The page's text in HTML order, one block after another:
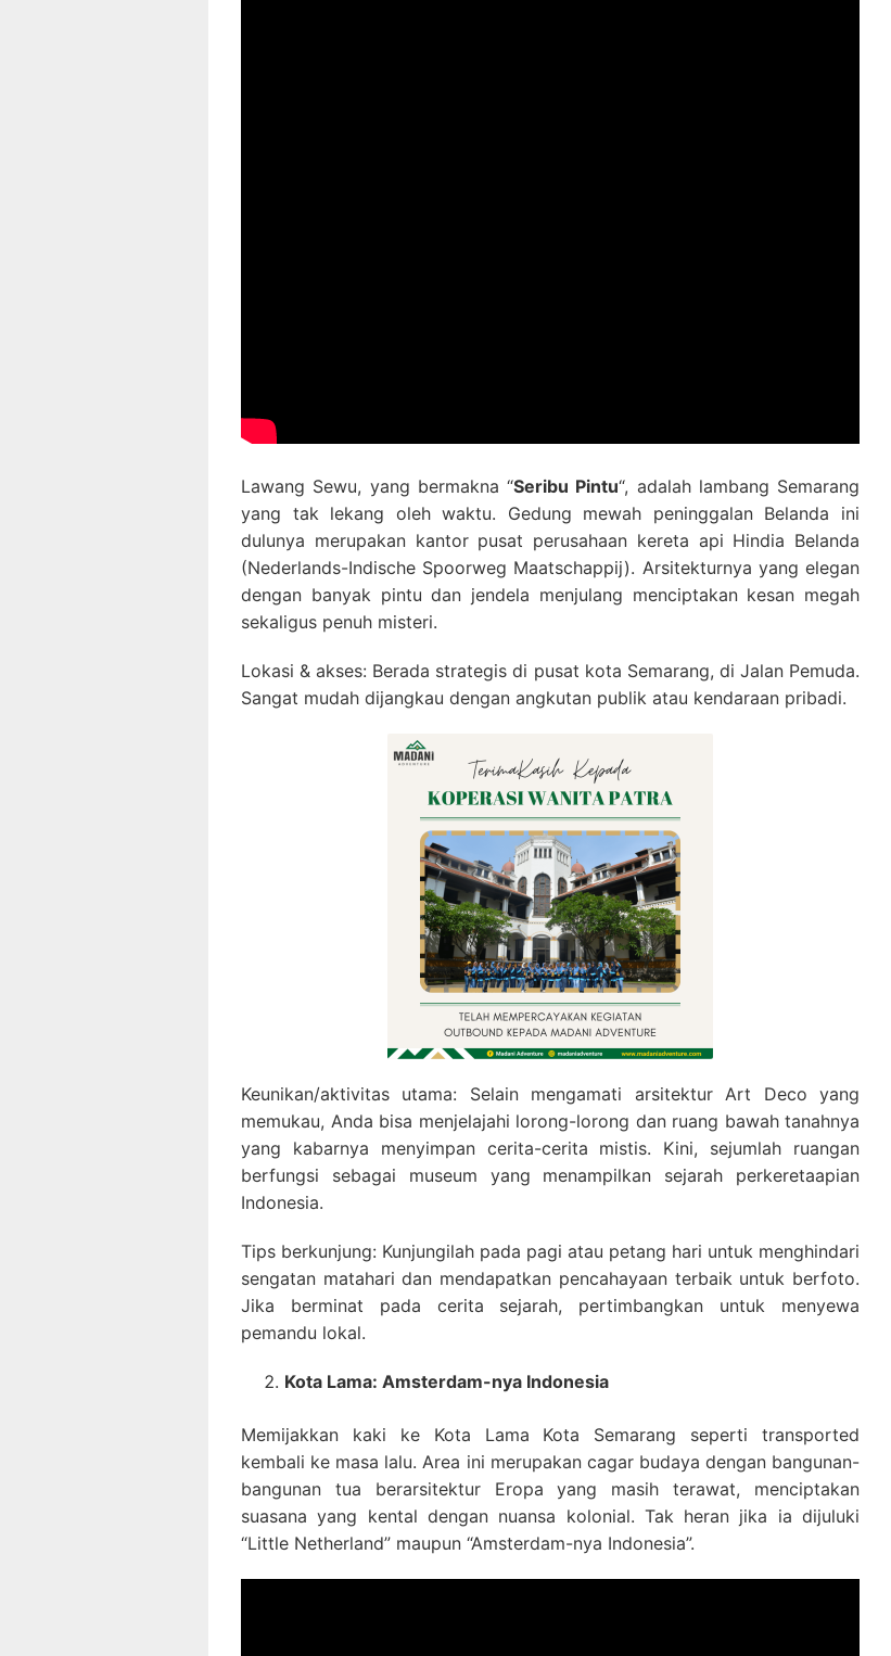
Lawang Sewu, yang bermakna “Seribu Pintu“, adalah lambang Semarang
yang tak lekang oleh waktu. Gedung mewah peninggalan Belanda ini
dulunya merupakan kantor pusat perusahaan kereta api Hindia Belanda
(Nederlands-Indische Spoorweg Maatschappij). Arsitekturnya yang elegan
dengan banyak pintu dan jendela menjulang menciptakan kesan megah
sekaligus penuh misteri.
Lokasi & akses: Berada strategis di pusat kota Semarang, di Jalan Pemuda.
Sangat mudah dijangkau dengan angkutan publik atau kendaraan pribadi.
Keunikan/aktivitas utama: Selain mengamati arsitektur Art Deco yang
memukau, Anda bisa menjelajahi lorong-lorong dan ruang bawah tanahnya
yang kabarnya menyimpan cerita-cerita mistis. Kini, sejumlah ruangan
berfungsi sebagai museum yang menampilkan sejarah perkeretaapian
Indonesia.
Tips berkunjung: Kunjungilah pada pagi atau petang hari untuk menghindari
sengatan matahari dan mendapatkan pencahayaan terbaik untuk berfoto.
Jika berminat pada cerita sejarah, pertimbangkan untuk menyewa
pemandu lokal.
Kota Lama: Amsterdam-nya Indonesia
Memijakkan kaki ke Kota Lama Kota Semarang seperti transported
kembali ke masa lalu. Area ini merupakan cagar budaya dengan bangunan-
bangunan tua berarsitektur Eropa yang masih terawat, menciptakan
suasana yang kental dengan nuansa kolonial. Tak heran jika ia dijuluki
“Little Netherland” maupun “Amsterdam-nya Indonesia”.